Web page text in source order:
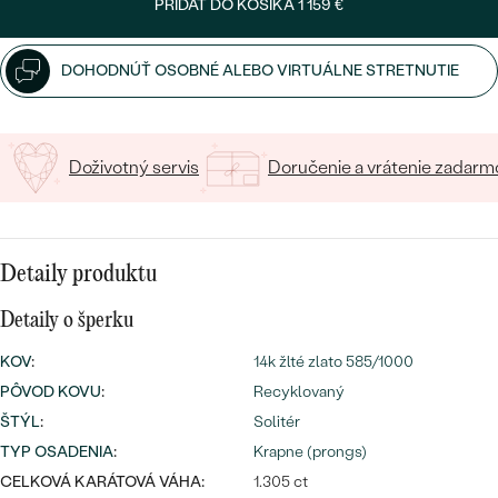
svadobné
obrúčky
DRAHOKAM
ZLATO
STRIEBRO
S DRAHOKAMAMI
S LAB GROWN DIAMANTMI
S PERLAMI
PERSONALIZOVANÉ
SYMBOLICKÉ
PODĽA PRÍLEŽITOSTI
PODĽA FARBY
CENOVO DOSTUPNÉ
LUXUSNÉ
PRIDAŤ DO KOŠÍKA1 159 €
DOHODNÚŤ OSOBNÉ ALEBO VIRTUÁLNE STRETNUTIE
Doživotný servis Doručenie a vrátenie
Detaily produktu
Detaily o šperku
KOV:
14k žlté zlato 585/1000
PÔVOD KOVU:
Recyklovaný
ŠTÝL:
Solitér
TYP OSADENIA:
Krapne (prongs)
CELKOVÁ KARÁTOVÁ VÁHA:
1.305 ct